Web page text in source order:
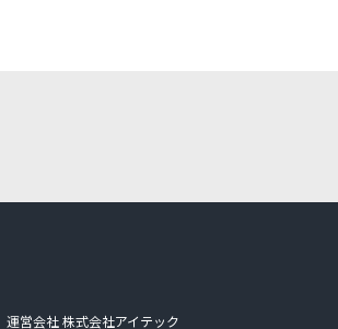
運営会社 株式会社アイテック